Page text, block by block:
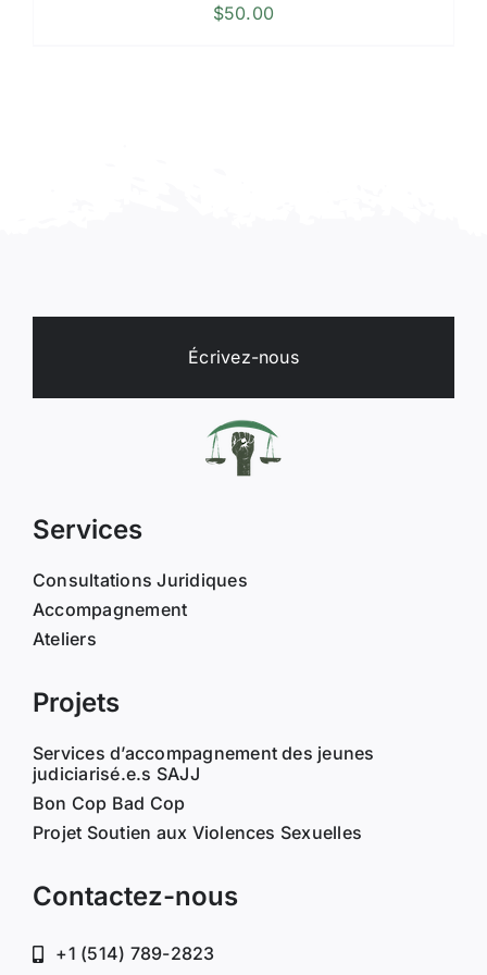
$50.00
Écrivez-nous
Services
Consultations Juridiques
Accompagnement
Ateliers
Projets
Services d’accompagnement des jeunes
judiciarisé.e.s SAJJ
Bon Cop Bad Cop
Projet Soutien aux Violences Sexuelles
Contactez-nous
+1 (514) 789-2823